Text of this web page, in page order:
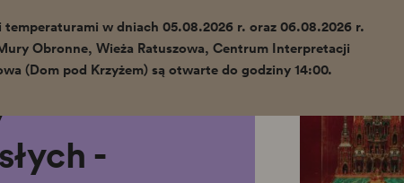
w dniach 05.08.2026 r. oraz 06.08.2026 r.
Obronne, Wieża Ratuszowa, Centrum Interpretacji
(Dom pod Krzyżem) są otwarte do godziny 14:00.
mistrzowskie dla
podstawowy
-